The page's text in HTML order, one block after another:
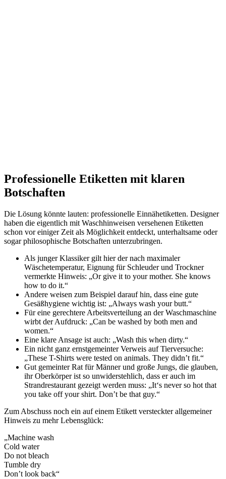
Professionelle Etiketten mit klaren
Botschaften
Die Lösung könnte lauten: professionelle Einnähetiketten. Designer
haben die eigentlich mit Waschhinweisen versehenen Etiketten
schon vor einiger Zeit als Möglichkeit entdeckt, unterhaltsame oder
sogar philosophische Botschaften unterzubringen.
Als junger Klassiker gilt hier der nach maximaler
Wäschetemperatur, Eignung für Schleuder und Trockner
vermerkte Hinweis: „Or give it to your mother. She knows
how to do it.“
Andere weisen zum Beispiel darauf hin, dass eine gute
Gesäßhygiene wichtig ist: „Always wash your butt.“
Für eine gerechtere Arbeitsverteilung an der Waschmaschine
wirbt der Aufdruck: „Can be washed by both men and
women.“
Eine klare Ansage ist auch: „Wash this when dirty.“
Ein nicht ganz ernstgemeinter Verweis auf Tierversuche:
„These T-Shirts were tested on animals. They didn’t fit.“
Gut gemeinter Rat für Männer und große Jungs, die glauben,
ihr Oberkörper ist so unwiderstehlich, dass er auch im
Strandrestaurant gezeigt werden muss: „It‘s never so hot that
you take off your shirt. Don’t be that guy.“
Zum Abschuss noch ein auf einem Etikett versteckter allgemeiner
Hinweis zu mehr Lebensglück:
„Machine wash
Cold water
Do not bleach
Tumble dry
Don’t look back“